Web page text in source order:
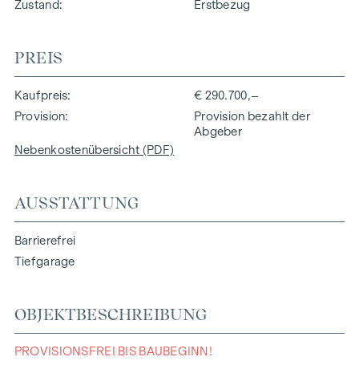
Zustand Erstbezug
PREIS
Kaufpreis
€ 290.700,–
Provision
Provision bezahlt der
Abgeber
Nebenkostenübersicht (PDF)
AUSSTATTUNG
Barrierefrei
Tiefgarage
OBJEKTBESCHREIBUNG
PROVISIONSFREI BIS BAUBEGINN!